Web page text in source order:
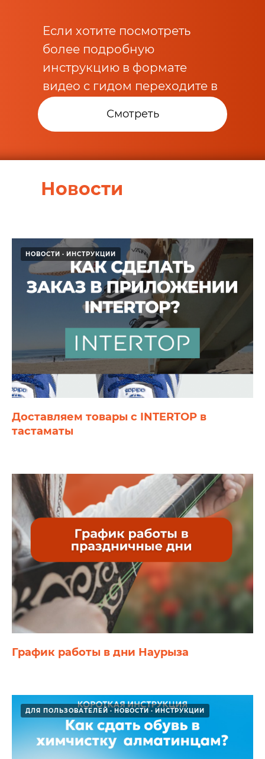
Смотреть
Если хотите посмотреть
более подробную
инструкцию в формате
видео с гидом переходите в
раздел видео-инструкций.
Новости
НОВОСТИ ИНСТРУКЦИИ
Доставляем товары с INTERTOP в
тастаматы
График работы в дни Наурыза
ДЛЯ ПОЛЬЗОВАТЕЛЕЙ НОВОСТИ ИНСТРУКЦИИ